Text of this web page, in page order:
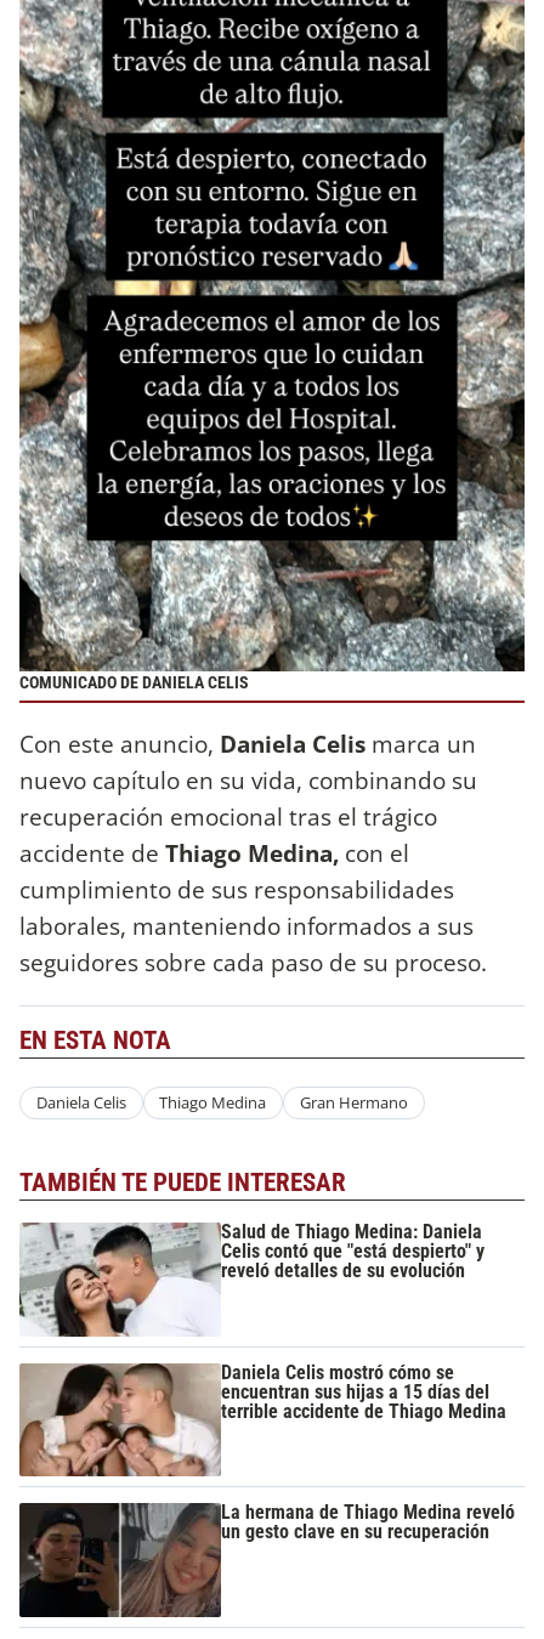
COMUNICADO DE DANIELA CELIS
Con este anuncio, Daniela Celis marca un
nuevo capítulo en su vida, combinando su
recuperación emocional tras el trágico
accidente de Thiago Medina, con el
cumplimiento de sus responsabilidades
laborales, manteniendo informados a sus
seguidores sobre cada paso de su proceso.
EN ESTA NOTA
Daniela Celis Thiago Medina Gran Hermano
TAMBIÉN TE PUEDE INTERESAR
Salud de Thiago Medina: Daniela
Celis contó que "está despierto" y
reveló detalles de su evolución
Daniela Celis mostró cómo se
encuentran sus hijas a 15 días del
terrible accidente de Thiago Medina
La hermana de Thiago Medina reveló
un gesto clave en su recuperación